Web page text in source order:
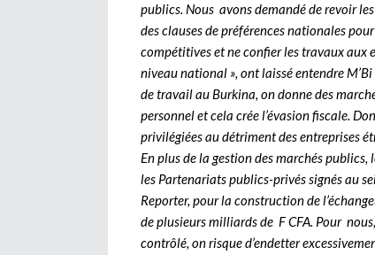
publics. Nous avons demandé de revoir
des clauses de préférences nationales
compétitives et ne confier les travaux aux
niveau national », ont laissé entendre
de travail au Burkina, on donne des
personnel et cela crée l’évasion fiscale.
privilégiées au détriment des entreprises
En plus de la gestion des marchés
les Partenariats publics-privés signés au
Reporter, pour la construction de
de plusieurs milliards de F CFA. Pour
contrôlé, on risque d’endetter